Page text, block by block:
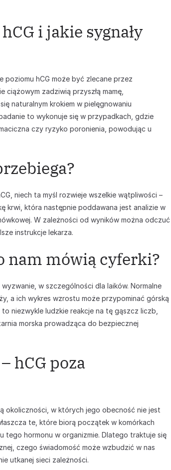
i jakie sygnały
poziomu hCG może być zlecane przez
zadziwią przyszłą mamę,
naturalnym krokiem w pielęgnowaniu
to wykonuje się w przypadkach, gdzie
czy ryzyko poronienia, powodując u
niech ta myśl rozwieje wszelkie wątpliwości –
krwi, która następnie poddawana jest analizie w
W zależności od wyników można odczuć
instrukcje lekarza.
nam mówią cyferki?
w szczególności dla laików. Normalne
a ich wykres wzrostu może przypominać górską
niezwykle ludzkie reakcje na tę gąszcz liczb,
morska prowadząca do bezpiecznej
hCG poza
okoliczności, w których jego obecność nie jest
te, które biorą początek w komórkach
hormonu w organizmie. Dlatego traktuje się
czego świadomość może wzbudzić w nas
utkanej sieci zależności.